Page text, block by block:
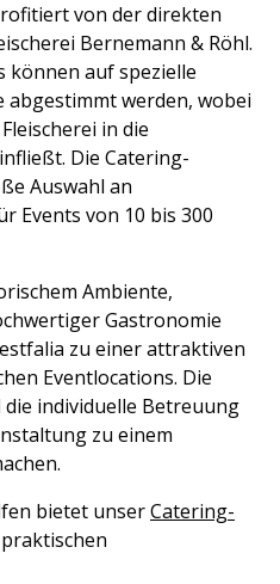
von der direkten
Bernemann & Röhl.
können auf spezielle
abgestimmt werden, wobei
in die
Die Catering-
Auswahl an
Events von 10 bis 300
Ambiente,
Gastronomie
zu einer attraktiven
Eventlocations. Die
die individuelle Betreuung
zu einem
bietet unserCatering-